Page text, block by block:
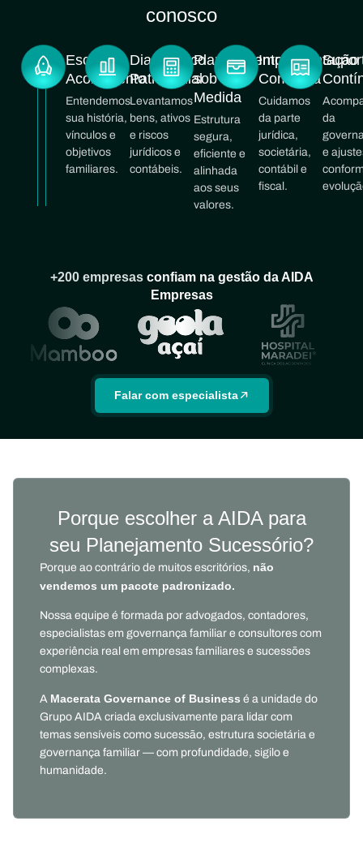
conosco
Escuta e
Acolhimento
Entendemos
sua história,
vínculos e
objetivos
familiares.
Diagnóstico
Patrimonial
Levantamos
bens, ativos
e riscos
jurídicos e
contábeis.
Planejamento
sob
Medida
Estrutura
segura,
eficiente e
alinhada
aos seus
valores.
Implementação
Completa
Cuidamos
da parte
jurídica,
societária,
contábil e
fiscal.
da
e
Falar com especialista
+200 empresasconfiam na gestão da AIDA
Empresas
Porque escolher a AIDA para
seu Planejamento Sucessório?
Porque ao contrário de muitos escritórios, não
vendemos um pacote padronizado.
Nossa equipe é formada por advogados, contadores,
especialistas em governança familiar e consultores com
experiência real em empresas familiares e sucessões
complexas.
A Macerata Governance of Business é a unidade do
Grupo AIDA criada exclusivamente para lidar com
temas sensíveis como sucessão, estrutura societária e
governança familiar — com profundidade, sigilo e
humanidade.